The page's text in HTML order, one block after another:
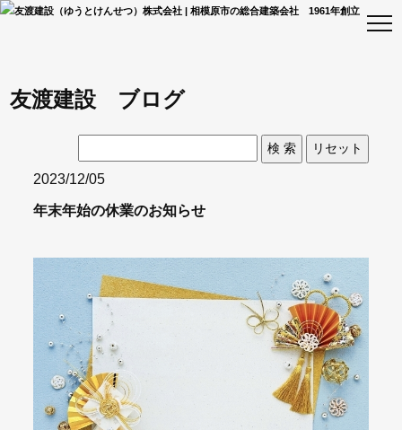
友渡建設 ブログ
2023/12/05
年末年始の休業のお知らせ